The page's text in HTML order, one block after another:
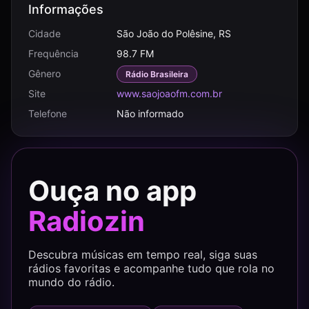
Informações
Cidade
São João do Polêsine, RS
Frequência
98.7 FM
Gênero
Rádio Brasileira
Site
www.saojoaofm.com.br
Telefone
Não informado
Ouça no app
Radiozin
Descubra músicas em tempo real, siga suas
rádios favoritas e acompanhe tudo que rola no
mundo do rádio.